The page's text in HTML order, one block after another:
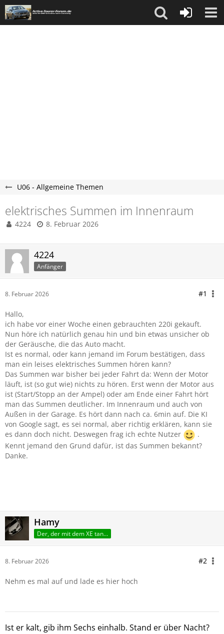
U06 - Allgemeine Themen
elektrisches Summen im Innenraum
4224 8. Februar 2026
4224
Anfänger
8. Februar 2026 #1
Hallo,
ich habe vor einer Woche einen gebrauchten 220i gekauft.
Nun höre ich natürlich genau hin und bin etwas unsicher ob
der Geräusche, die das Auto macht.
Ist es normal, oder kann jemand im Forum bestätigen, dass
man ein leises elektrisches Summen hören kann?
Das Summen war bisher bei jeder Fahrt da: Wenn der Motor
läuft, ist (so gut wie) nichts zu hören. Erst wenn der Motor aus
ist (Start/Stopp an der Ampel) oder am Ende einer Fahrt hört
man das Summen deutlicher. Im Innenraum und auch von
Außen in der Garage. Es hört dann nach ca. 6min auf. Die KI
von Google sagt, es sei normal, aber richtig erklären, kann sie
es dann doch nicht. Deswegen frag ich echte Nutzer
.
Kennt jemand den Grund dafür, ist das Summen bekannt?
Danke.
Hamy
Der, der mit dem XE tanzt
8. Februar 2026 #2
Nehm es mal auf und lade es hier hoch
Ist er kalt, gib ihm Sechs einhalb. Stand er über Nacht?